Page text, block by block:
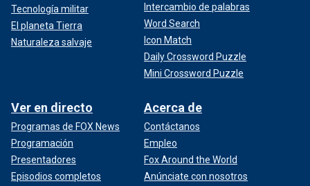
Tecnología militar
El planeta Tierra
Naturaleza salvaje
Intercambio de palabras
Word Search
Icon Match
Daily Crossword Puzzle
Mini Crossword Puzzle
Ver en directo
Programas de FOX News
Programación
Presentadores
Episodios completos
Acerca de
Contáctanos
Empleo
Fox Around the World
Anúnciate con nosotros